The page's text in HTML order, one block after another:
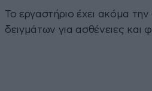
Το εργαστήριο έχει ακόμα
δειγμάτων για ασθένειες και